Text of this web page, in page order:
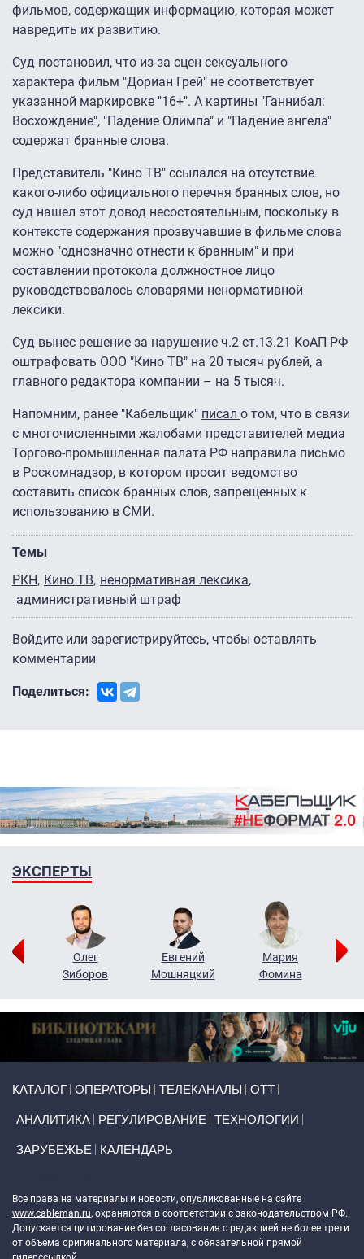
фильмов, содержащих информацию, которая может
навредить их развитию.
Суд постановил, что из-за сцен сексуального
характера фильм "Дориан Грей" не соответствует
указанной маркировке "16+". А картины "Ганнибал:
Восхождение", "Падение Олимпа" и "Падение ангела"
содержат бранные слова.
Представитель "Кино ТВ" ссылался на отсутствие
какого-либо официального перечня бранных слов, но
суд нашел этот довод несостоятельным, поскольку в
контексте содержания прозвучавшие в фильме слова
можно "однозначно отнести к бранным" и при
составлении протокола должностное лицо
руководствовалось словарями ненормативной
лексики.
Суд вынес решение за нарушение ч.2 ст.13.21 КоАП РФ
оштрафовать ООО "Кино ТВ" на 20 тысяч рублей, а
главного редактора компании – на 5 тысяч.
Напомним, ранее "Кабельщик" писал о том, что в связи
с многочисленными жалобами представителей медиа
Торгово-промышленная палата РФ направила письмо
в Роскомнадзор, в котором просит ведомство
составить список бранных слов, запрещенных к
использованию в СМИ.
Темы
РКН
Кино ТВ ненормативная лексика
административный штраф
Войдите или зарегистрируйтесь, чтобы оставлять
комментарии
Поделиться:
ЭКСПЕРТЫ
Олег
Зиборов
Евгений
Мошняцкий
Мария
Фомина
КАТАЛОГ ОПЕРАТОРЫ ТЕЛЕКАНАЛЫ ОТТ
АНАЛИТИКА РЕГУЛИРОВАНИЕ ТЕХНОЛОГИИ
ЗАРУБЕЖЬЕ КАЛЕНДАРЬ
Все права на материалы и новости, опубликованные на сайте
www.cableman.ru, охраняются в соответствии с законодательством РФ.
Допускается цитирование без согласования с редакцией не более трети
от объема оригинального материала, с обязательной прямой